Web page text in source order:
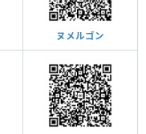
ヌメルゴン